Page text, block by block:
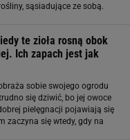
sąsiadujące ze sobą.
te zioła rosną obok
Ich zapach jest jak
sobie swojego ogrodu
się dziwić, bo jej owoce
pielęgnacji pojawiają się
zaczyna się wtedy, gdy na